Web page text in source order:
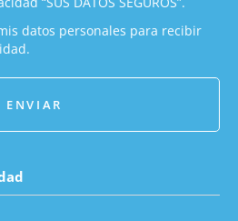
datos personales para recibir
ENVIAR